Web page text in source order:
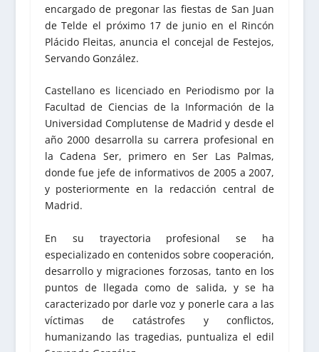
encargado de pregonar las fiestas de San Juan
de Telde el próximo 17 de junio en el Rincón
Plácido Fleitas, anuncia el concejal de Festejos,
Servando González.
Castellano es licenciado en Periodismo por la
Facultad de Ciencias de la Información de la
Universidad Complutense de Madrid y desde el
año 2000 desarrolla su carrera profesional en
la Cadena Ser, primero en Ser Las Palmas,
donde fue jefe de informativos de 2005 a 2007,
y posteriormente en la redacción central de
Madrid.
En su trayectoria profesional se ha
especializado en contenidos sobre cooperación,
desarrollo y migraciones forzosas, tanto en los
puntos de llegada como de salida, y se ha
caracterizado por darle voz y ponerle cara a las
víctimas de catástrofes y conflictos,
humanizando las tragedias, puntualiza el edil